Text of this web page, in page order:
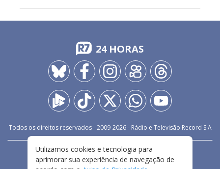
24 HORAS
Todos os direitos reservados - 2009-2026- Rádio e Televisão Record S.A
FALE CONOSCO
PRIVACIDADE
TERMOS E CONDIÇÕES DE USO
Utilizamos cookies e tecnologia para
aprimorar sua experiência de navegação de